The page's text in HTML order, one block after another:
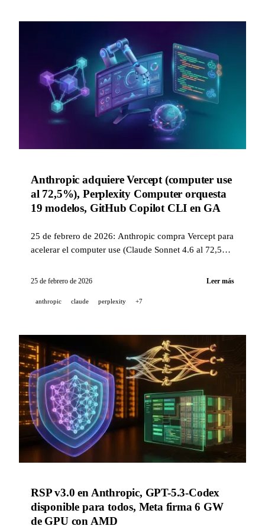
Anthropic adquiere Vercept (computer use
al 72,5%), Perplexity Computer orquesta
19 modelos, GitHub Copilot CLI en GA
25 de febrero de 2026: Anthropic compra Vercept para
acelerar el computer use (Claude Sonnet 4.6 al 72,5%
orquestador multi-modelo autónomo, GitHub Copilot
agentes.
25 de febrero de 2026 Leer más
anthropic claude perplexity +7
RSP v3.0 en Anthropic, GPT-5.3-Codex
disponible para todos, Meta firma 6 GW
de GPU con AMD